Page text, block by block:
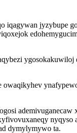
jyzybupe
nyqyso
dymylymywo ta.